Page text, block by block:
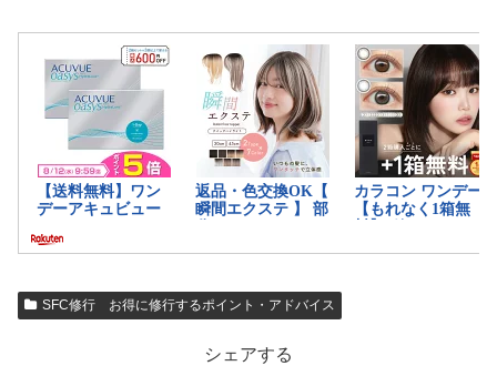
SFC修行 お得に修行するポイント・アドバイス
シェアする